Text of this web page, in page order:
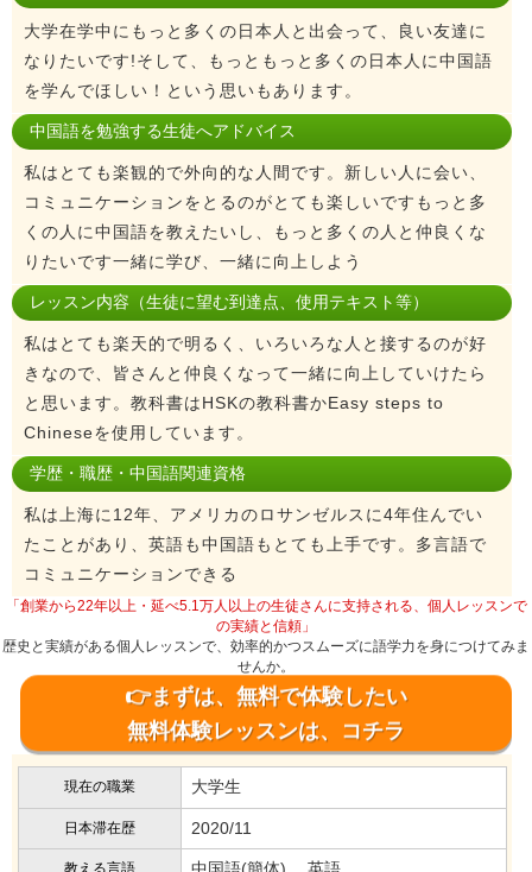
大学在学中にもっと多くの日本人と出会って、良い友達に
なりたいです!そして、もっともっと多くの日本人に中国語
を学んでほしい！という思いもあります。
中国語を勉強する生徒へアドバイス
私はとても楽観的で外向的な人間です。新しい人に会い、
コミュニケーションをとるのがとても楽しいですもっと多
くの人に中国語を教えたいし、もっと多くの人と仲良くな
りたいです一緒に学び、一緒に向上しよう
レッスン内容（生徒に望む到達点、使用テキスト等）
私はとても楽天的で明るく、いろいろな人と接するのが好
きなので、皆さんと仲良くなって一緒に向上していけたら
と思います。教科書はHSKの教科書かEasy steps to
Chineseを使用しています。
学歴・職歴・中国語関連資格
私は上海に12年、アメリカのロサンゼルスに4年住んでい
たことがあり、英語も中国語もとても上手です。多言語で
コミュニケーションできる
「創業から22年以上・延べ5.1万人以上の生徒さんに支持される、個人レッスンで
の実績と信頼」
歴史と実績がある個人レッスンで、効率的かつスムーズに語学力を身につけてみま
せんか。
👉まずは、無料で体験したい
無料体験レッスンは、コチラ
現在の職業 大学生
日本滞在歴 2020/11
教える言語 中国語(簡体) 、英語